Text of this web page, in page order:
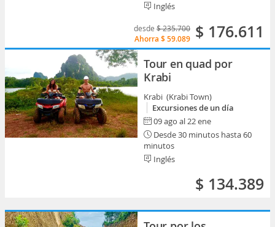
Inglés
desde $ 235.700
Ahorra $ 59.089 $ 176.611
Tour en quad por
Krabi
Krabi (Krabi Town)
Excursiones de un día
09 ago al 22 ene
Desde 30 minutos hasta 60
minutos
Inglés
$ 134.389